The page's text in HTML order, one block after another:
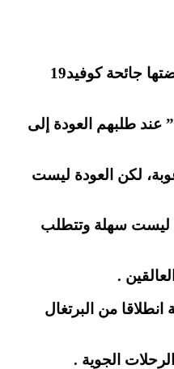
شرعت طائرات الخطوط الملكية المغربية في الاستعداد لتنظيم رحلات السفر صوب بلدان العالم، بعد أسابيع بسبب إكراهات السفر والتنقل التي فرضتها جائحة كوفيد19
عند طلبهم العودة إلى
لكن العودة ليست
ليست سهلة وتتطلب
.
المملكة انطلاقا من البرتغال
الجوية .